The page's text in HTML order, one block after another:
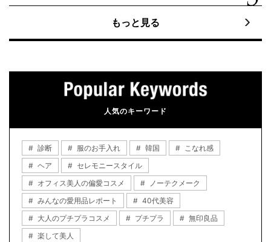
もっと見る
人気のキーワード
診断 服のお手入れ 韓国
こなれ感
ヘア
セレモニースタイル
オフィス美人の偏愛コスメ
ノーテクメーク
みんなの愛用品レポート
40代美容
大人のプチプラコスメ
プチプラ
無印良品
楽して美人